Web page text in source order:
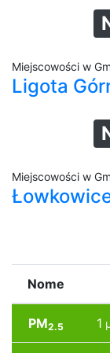
Miejscowości w
Ligota
Miejscowości w
Nome
PM2.5 1